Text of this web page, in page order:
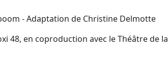
- Adaptation de Christine Delmotte
48, en coproduction avec le Théâtre de la